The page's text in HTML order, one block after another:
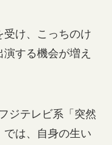
受け、こっちのけ
する機会が増え
ジテレビ系「突然
では、自身の生い